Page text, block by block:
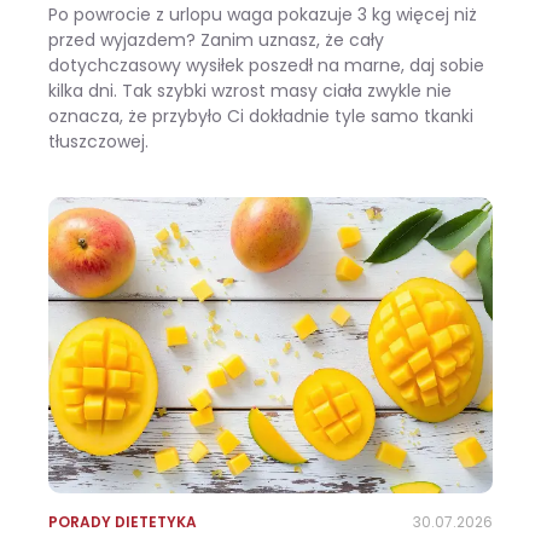
Po powrocie z urlopu waga pokazuje 3 kg więcej niż
przed wyjazdem? Zanim uznasz, że cały
dotychczasowy wysiłek poszedł na marne, daj sobie
kilka dni. Tak szybki wzrost masy ciała zwykle nie
oznacza, że przybyło Ci dokładnie tyle samo tkanki
tłuszczowej.
PORADY DIETETYKA 30.07.2026